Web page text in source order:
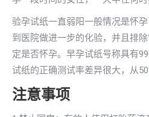
验孕试纸一直弱阳一般情况是怀
到医院做进一步的化验，并且排
定是否怀孕。早孕试纸号称具有
试纸的正确测试率差异很大，从
注意事项